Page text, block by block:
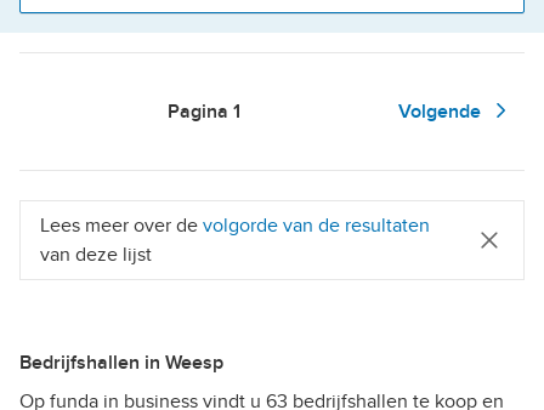
Pagina 1 Volgende
Lees meer over de volgorde van de resultaten
van deze lijst
Bedrijfshallen in Weesp
Op funda in business vindt u 63 bedrijfshallen te koop en